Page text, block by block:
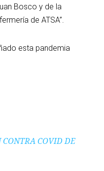
Bosco y de la
de ATSA”.
esta pandemia
COVID DE